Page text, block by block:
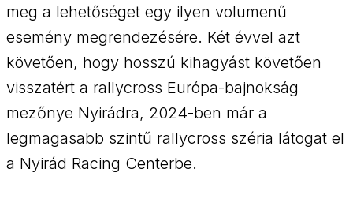
meg a lehetőséget egy ilyen volumenű
esemény megrendezésére. Két évvel azt
követően, hogy hosszú kihagyást követően
visszatért a rallycross Európa-bajnokság
mezőnye Nyirádra, 2024-ben már a
legmagasabb szintű rallycross széria látogat el
a Nyirád Racing Centerbe.